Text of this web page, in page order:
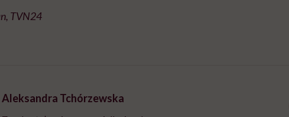
TVN24
Aleksandra Tchórzewska